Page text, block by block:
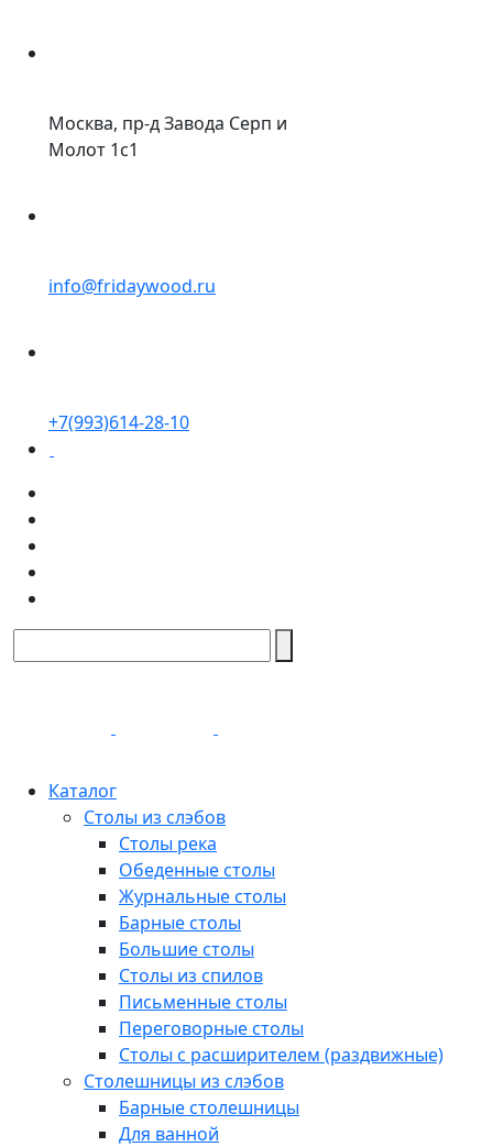
Москва, пр-д Завода Серп и
Молот 1с1
info@fridaywood.ru
+7(993)614-28-10
Каталог
Столы из слэбов
Столы река
Обеденные столы
Журнальные столы
Барные столы
Большие столы
Столы из спилов
Письменные столы
Переговорные столы
Столы с расширителем (раздвижные)
Столешницы из слэбов
Барные столешницы
Для ванной